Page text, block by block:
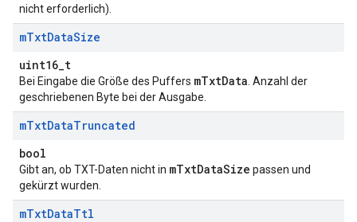
nicht erforderlich).
mTxtDataSize
uint16_t
Bei Eingabe die Größe des Puffers mTxtData . Anzahl der
geschriebenen Byte bei der Ausgabe.
mTxtDataTruncated
bool
Gibt an, ob TXT-Daten nicht in mTxtDataSize passen und
gekürzt wurden.
mTxtDataTtl